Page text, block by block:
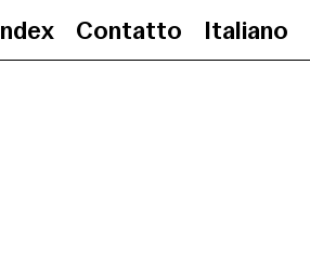
Index Contatto Italiano